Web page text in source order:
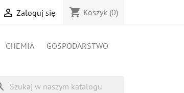
 Zaloguj się shopping_cart Koszyk (0)
CHEMIA
GOSPODARSTWO